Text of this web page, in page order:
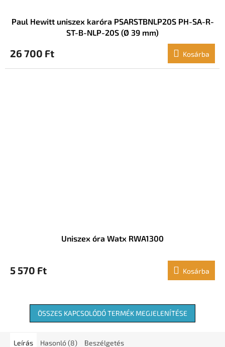
Paul Hewitt uniszex karóra PSARSTBNLP20S PH-SA-R-
ST-B-NLP-20S (Ø 39 mm)
26 700 Ft Kosárba
Uniszex óra Watx RWA1300
5 570 Ft Kosárba
ÖSSZES KAPCSOLÓDÓ TERMÉK MEGJELENÍTÉSE
Leírás Hasonló (8) Beszélgetés